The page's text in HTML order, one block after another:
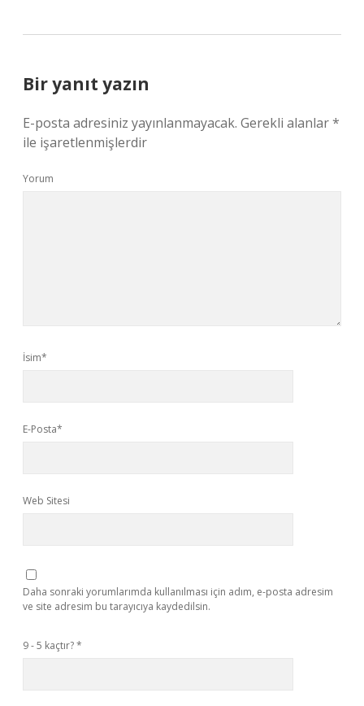
Bir yanıt yazın
E-posta adresiniz yayınlanmayacak. Gerekli alanlar*
ile işaretlenmişlerdir
Yorum
İsim*
E-Posta*
Web Sitesi
Daha sonraki yorumlarımda kullanılması için adım, e-posta adresim
ve site adresim bu tarayıcıya kaydedilsin.
9 - 5 kaçtır?*